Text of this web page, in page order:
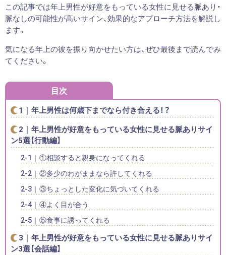
この記事では年上男性が好意をもっている女性に見せる脈あり・
脈なしの可能性が高いサイン、効果的なアプローチ方法を解説し
ます。
気になる年上の彼を振り向かせたい方は、ぜひ最後まで読んでみ
てください。
目次
年上男性は何歳下までなら付き合える！？
年上男性が好意をもっている女性に見せる脈ありサイ
ン5選【行動編】
①相談すると親身になってくれる
②多少のわがままなら許してくれる
③ちょっとした変化に気づいてくれる
④よく目が合う
⑤食事に誘ってくれる
年上男性が好意をもっている女性に見せる脈ありサイ
ン3選【会話編】